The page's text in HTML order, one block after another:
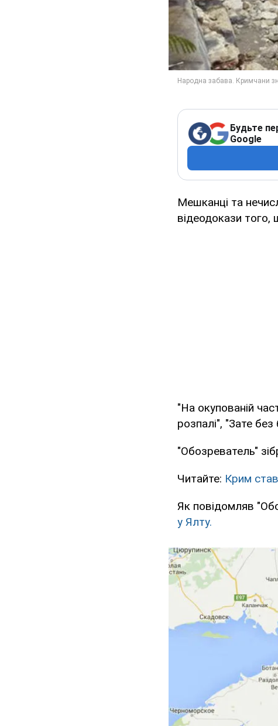
Будьте
Google
Мешканці та
відеодокази
"На окупованій
розпалі", "Зате
"Обозреватель"
Читайте: Крим
Як повідомляв
у Ялту.